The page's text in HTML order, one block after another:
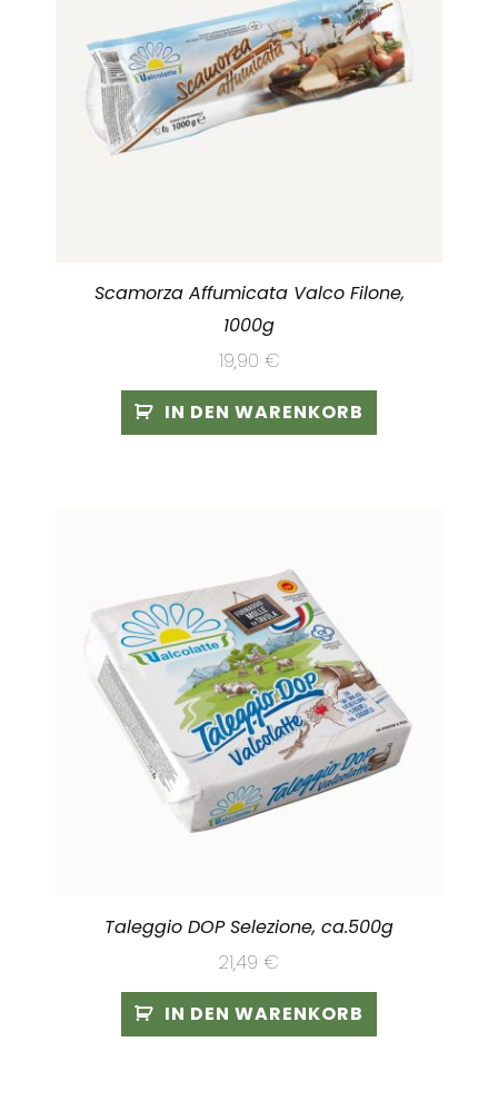
Scamorza Affumicata Valco Filone,
1000g
19,90 €
IN DEN WARENKORB
Taleggio DOP Selezione, ca.500g
21,49 €
IN DEN WARENKORB